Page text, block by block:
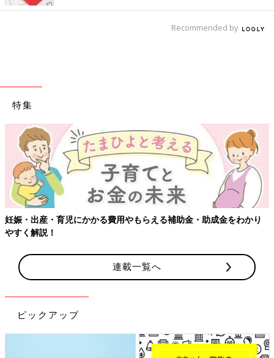
Recommended by
特集
費用やもらえる補助金・助成金をわかり
【ワクチン接種できる
連載一覧へ
ピックアップ